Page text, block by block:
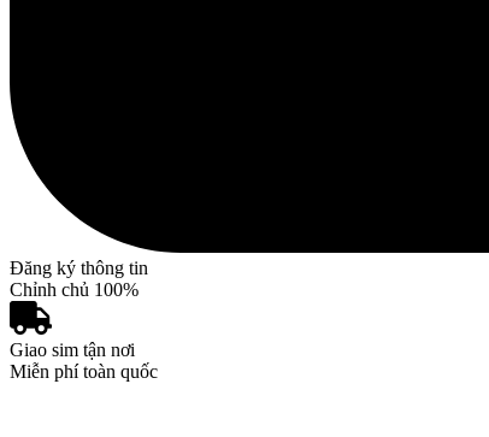
Đăng ký thông tin
Chỉnh chủ 100%
Giao sim tận nơi
Miễn phí toàn quốc